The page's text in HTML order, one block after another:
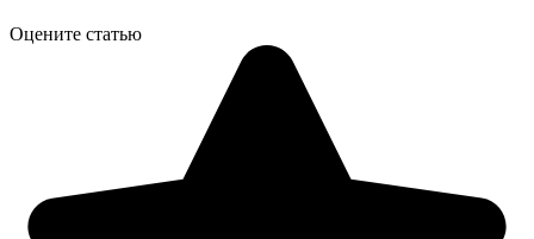
Оцените статью